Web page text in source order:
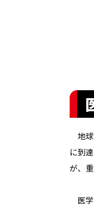
地
に到
が、
医